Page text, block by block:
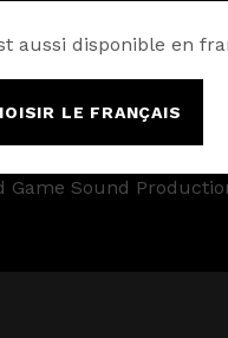
aussi disponible en
LE FRANÇAIS
Game Sound